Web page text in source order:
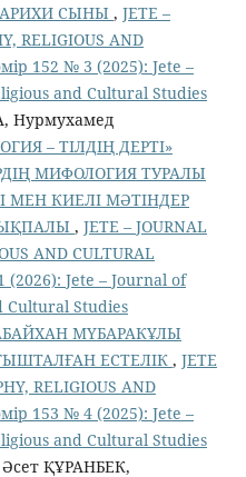
СЫНЫ , JETE –
RELIGIOUS AND
152 № 3 (2025): Jete –
аnd Cultural Studies
Нурмухамед
– ТІЛДІҢ ДЕРТІ»
МИФОЛОГИЯ ТУРАЛЫ
МЕН КИЕЛІ МӘТІНДЕР
, JETE – JОURNAL
AND CULTURAL
(2026): Jete – Jоurnal of
Cultural Studies
МҮБАРАКҰЛЫ
ЕСТЕЛІК , JETE
RELIGIOUS AND
153 № 4 (2025): Jete –
аnd Cultural Studies
ҚҰРАНБЕК,